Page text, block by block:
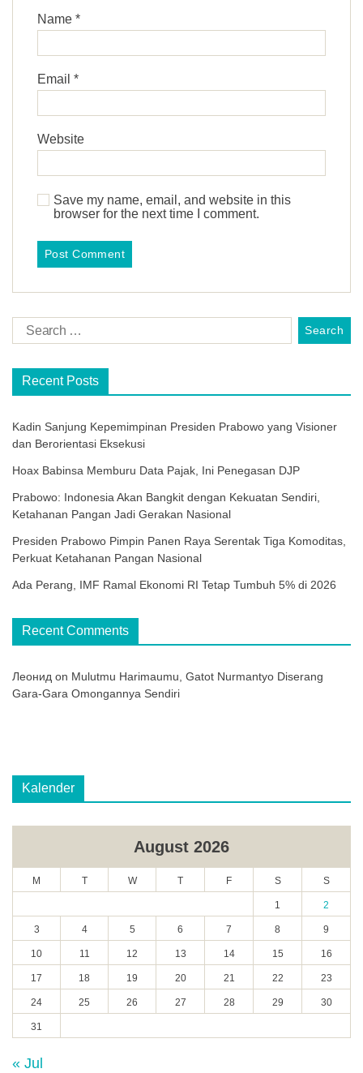
Name *
Email *
Website
Save my name, email, and website in this
browser for the next time I comment.
Recent Posts
Kadin Sanjung Kepemimpinan Presiden Prabowo yang Visioner
dan Berorientasi Eksekusi
Hoax Babinsa Memburu Data Pajak, Ini Penegasan DJP
Prabowo: Indonesia Akan Bangkit dengan Kekuatan Sendiri,
Ketahanan Pangan Jadi Gerakan Nasional
Presiden Prabowo Pimpin Panen Raya Serentak Tiga Komoditas,
Perkuat Ketahanan Pangan Nasional
Ada Perang, IMF Ramal Ekonomi RI Tetap Tumbuh 5% di 2026
Recent Comments
Леонид on Mulutmu Harimaumu, Gatot Nurmantyo Diserang
Gara-Gara Omongannya Sendiri
Kalender
August 2026
M T W T F S S
1 2
3 4 5 6 7 8 9
10 11 12 13 14 15 16
17 18 19 20 21 22 23
24 25 26 27 28 29 30
31
« Jul